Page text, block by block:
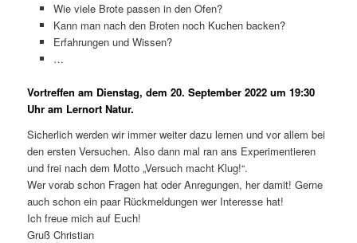
Wie viele Brote passen in den Ofen?
Kann man nach den Broten noch Kuchen backen?
Erfahrungen und Wissen?
…
Vortreffen am Dienstag, dem 20. September 2022 um 19:30
Uhr am Lernort Natur.
Sicherlich werden wir immer weiter dazu lernen und vor allem bei
den ersten Versuchen. Also dann mal ran ans Experimentieren
und frei nach dem Motto „Versuch macht Klug!“.
Wer vorab schon Fragen hat oder Anregungen, her damit! Gerne
auch schon ein paar Rückmeldungen wer Interesse hat!
Ich freue mich auf Euch!
Gruß Christian